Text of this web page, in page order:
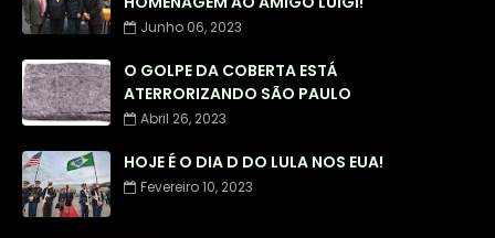
Junho 06, 2023
O GOLPE DA COBERTA ESTÁ
ATERRORIZANDO SÃO PAULO
Abril 26, 2023
HOJE É O DIA D DO LULA NOS EUA!
Fevereiro 10, 2023